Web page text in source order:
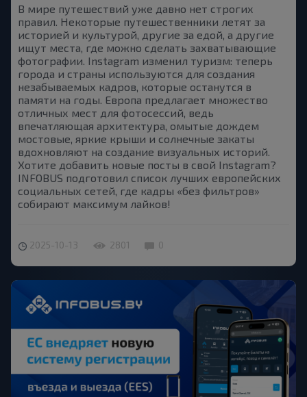
В мире путешествий уже давно нет строгих
правил. Некоторые путешественники летят за
историей и культурой, другие за едой, а другие
ищут места, где можно сделать захватывающие
фотографии. Instagram изменил туризм: теперь
города и страны используются для создания
незабываемых кадров, которые останутся в
памяти на годы. Европа предлагает множество
отличных мест для фотосессий, ведь
впечатляющая архитектура, омытые дождем
мостовые, яркие крыши и солнечные закаты
вдохновляют на создание визуальных историй.
Хотите добавить новые посты в свой Instagram?
INFOBUS подготовил список лучших европейских
социальных сетей, где кадры «без фильтров»
собирают максимум лайков!
2025-10-13 2801 0